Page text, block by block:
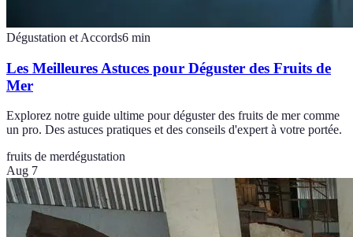
Dégustation et Accords6 min
Les Meilleures Astuces pour Déguster des Fruits de
Mer
Explorez notre guide ultime pour déguster des fruits de mer comme
un pro. Des astuces pratiques et des conseils d'expert à votre portée.
fruits de merdégustation
Aug 7